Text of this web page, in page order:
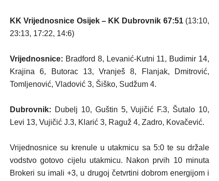
KK Vrijednosnice Osijek – KK Dubrovnik 67:51(13:10,
23:13, 17:22, 14:6)
Vrijednosnice: Bradford 8, Levanić-Kutni 11, Budimir 14,
Krajina 6, Butorac 13, Vranješ 8, Flanjak, Dmitrović,
Tomljenović, Vladović 3, Šiško, Sudžum 4.
Dubrovnik: Dubelj 10, Guštin 5, Vujičić F.3, Šutalo 10,
Levi 13, Vujičić J.3, Klarić 3, Raguž 4, Zadro, Kovačević.
Vrijednosnice su krenule u utakmicu sa 5:0 te su držale
vodstvo gotovo cijelu utakmicu. Nakon prvih 10 minuta
Brokeri su imali +3, u drugoj četvrtini dobrom energijom i